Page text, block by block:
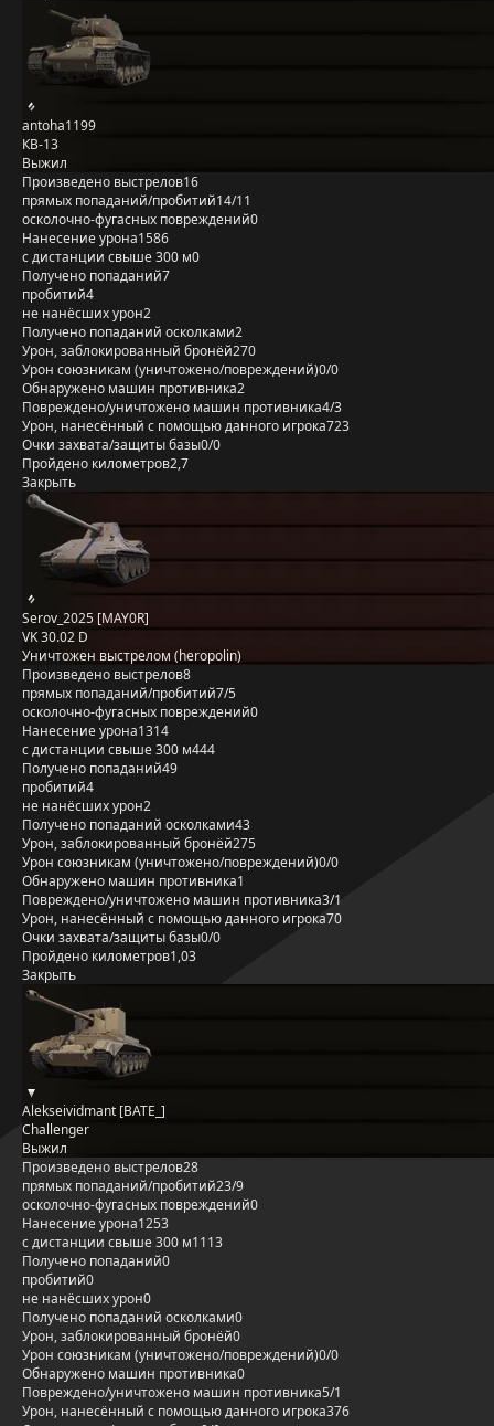
antoha1199
КВ-13
Выжил
Произведено выстрелов16
прямых попаданий/пробитий14/11
осколочно-фугасных повреждений0
Нанесение урона1586
с дистанции свыше 300 м0
Получено попаданий7
пробитий4
не нанёсших урон2
Получено попаданий осколками2
Урон, заблокированный бронёй270
Урон союзникам (уничтожено/повреждений)0/0
Обнаружено машин противника2
Повреждено/уничтожено машин противника4/3
Урон, нанесённый с помощью данного игрока723
Очки захвата/защиты базы0/0
Пройдено километров2,7
Закрыть
Serov_2025 [MAY0R]
VK 30.02 D
Уничтожен выстрелом (heropolin)
Произведено выстрелов8
прямых попаданий/пробитий7/5
осколочно-фугасных повреждений0
Нанесение урона1314
с дистанции свыше 300 м444
Получено попаданий49
пробитий4
не нанёсших урон2
Получено попаданий осколками43
Урон, заблокированный бронёй275
Урон союзникам (уничтожено/повреждений)0/0
Обнаружено машин противника1
Повреждено/уничтожено машин противника3/1
Урон, нанесённый с помощью данного игрока70
Очки захвата/защиты базы0/0
Пройдено километров1,03
Закрыть
Alekseividmant [BATE_]
Challenger
Выжил
Произведено выстрелов28
прямых попаданий/пробитий23/9
осколочно-фугасных повреждений0
Нанесение урона1253
с дистанции свыше 300 м1113
Получено попаданий0
пробитий0
не нанёсших урон0
Получено попаданий осколками0
Урон, заблокированный бронёй0
Урон союзникам (уничтожено/повреждений)0/0
Обнаружено машин противника0
Повреждено/уничтожено машин противника5/1
Урон, нанесённый с помощью данного игрока376